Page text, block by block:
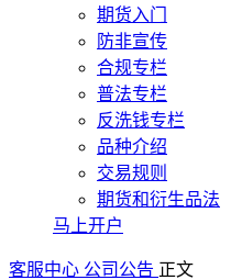
期货入门
防非宣传
合规专栏
普法专栏
反洗钱专栏
品种介绍
交易规则
期货和衍生品法
马上开户
客服中心 公司公告 正文